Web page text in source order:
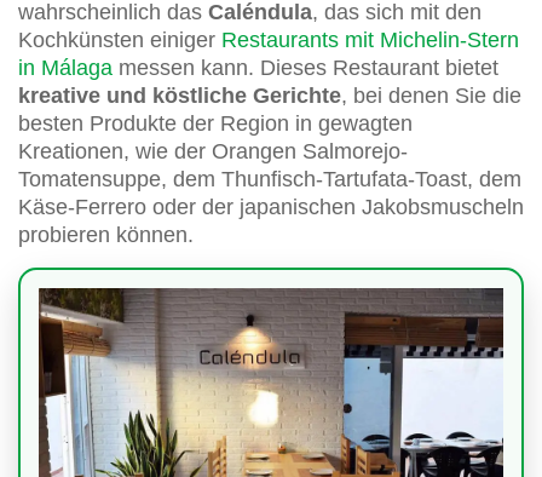
wahrscheinlich das Caléndula, das sich mit den
Kochkünsten einiger Restaurants mit Michelin-Stern
in Málaga messen kann. Dieses Restaurant bietet
kreative und köstliche Gerichte, bei denen Sie die
besten Produkte der Region in gewagten
Kreationen, wie der Orangen Salmorejo-
Tomatensuppe, dem Thunfisch-Tartufata-Toast, dem
Käse-Ferrero oder der japanischen Jakobsmuscheln
probieren können.